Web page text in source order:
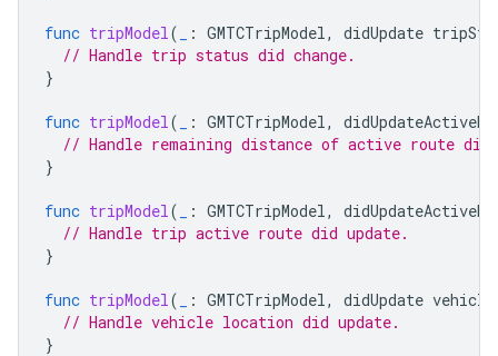
func tripModel( : GMTCTripModel, didUpdate
// Handle trip status did change.
}
func tripModel( : GMTCTripModel,
// Handle remaining distance of active route did
}
func tripModel( : GMTCTripModel,
// Handle trip active route did update.
}
func tripModel( : GMTCTripModel, didUpdate
// Handle vehicle location did update.
}